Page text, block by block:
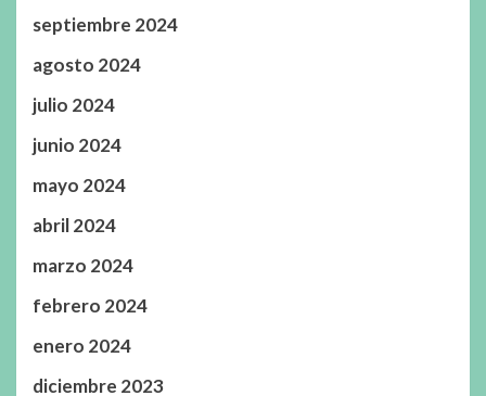
septiembre 2024
agosto 2024
julio 2024
junio 2024
mayo 2024
abril 2024
marzo 2024
febrero 2024
enero 2024
diciembre 2023